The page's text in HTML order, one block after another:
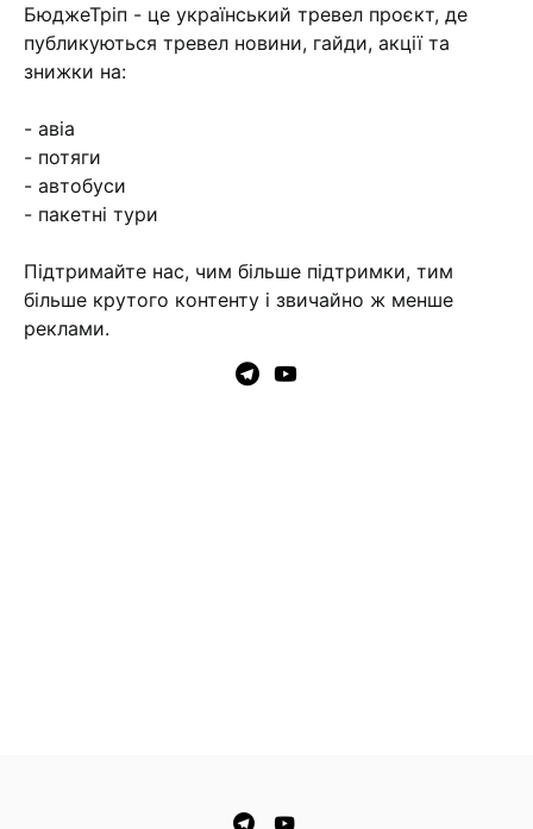
БюджеТріп - це український тревел проєкт, де
публикуються тревел новини, гайди, акції та
знижки на:
- авіа
- потяги
- автобуси
- пакетні тури
Підтримайте нас, чим більше підтримки, тим
більше крутого контенту і звичайно ж менше
реклами.